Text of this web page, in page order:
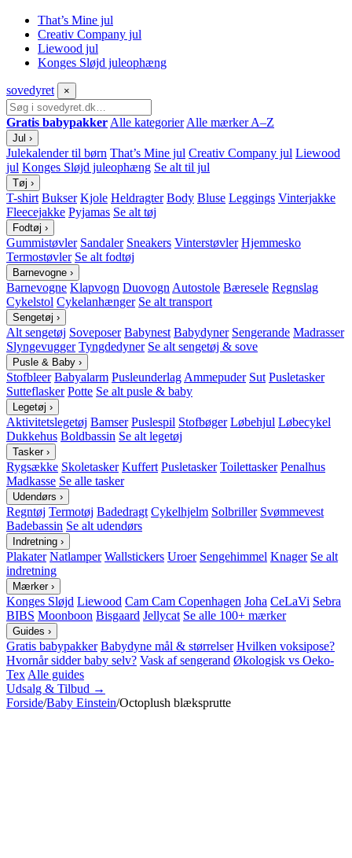
That’s Mine jul
Creativ Company jul
Liewood jul
Konges Sløjd juleophæng
sovedyret ×
Gratis babypakker Alle kategorier Alle mærker A–Z
Jul ›
Julekalender til børn That’s Mine jul Creativ Company jul Liewood
jul Konges Sløjd juleophæng Se alt til jul
Tøj ›
T-shirt Bukser Kjole Heldragter Body Bluse Leggings Vinterjakke
Fleecejakke Pyjamas Se alt tøj
Fodtøj ›
Gummistøvler Sandaler Sneakers Vinterstøvler Hjemmesko
Termostøvler Se alt fodtøj
Barnevogne ›
Barnevogne Klapvogn Duovogn Autostole Bæresele Regnslag
Cykelstol Cykelanhænger Se alt transport
Sengetøj ›
Alt sengetøj Soveposer Babynest Babydyner Sengerande Madrasser
Slyngevugger Tyngdedyner Se alt sengetøj & sove
Pusle & Baby ›
Stofbleer Babyalarm Pusleunderlag Ammepuder Sut Pusletasker
Sutteflasker Potte Se alt pusle & baby
Legetøj ›
Aktivitetslegetøj Bamser Puslespil Stofbøger Løbehjul Løbecykel
Dukkehus Boldbassin Se alt legetøj
Tasker ›
Rygsække Skoletasker Kuffert Pusletasker Toilettasker Penalhus
Madkasse Se alle tasker
Udendørs ›
Regntøj Termotøj Badedragt Cykelhjelm Solbriller Svømmevest
Badebassin Se alt udendørs
Indretning ›
Plakater Natlamper Wallstickers Uroer Sengehimmel Knager Se alt
indretning
Mærker ›
Konges Sløjd Liewood Cam Cam Copenhagen Joha CeLaVi Sebra
BIBS Moonboon Bisgaard Jellycat Se alle 100+ mærker
Guides ›
Gratis babypakker Babydyne mål & størrelser Hvilken voksipose?
Hvornår sidder baby selv? Vask af sengerand Økologisk vs Oeko-
Tex Alle guides
Udsalg & Tilbud →
Forside/Baby Einstein/Octoplush blæksprutte